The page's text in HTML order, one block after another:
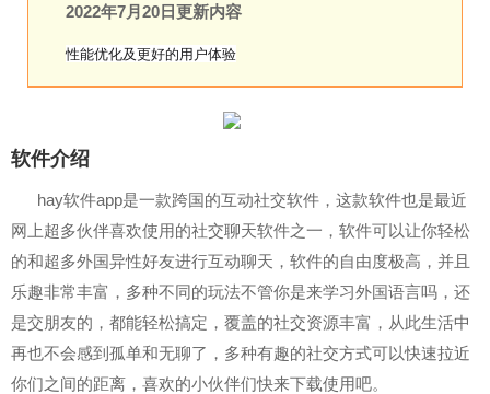
2022年7月20日更新内容
性能优化及更好的用户体验
软件介绍
hay软件app是一款跨国的互动社交软件，这款软件也是最近
网上超多伙伴喜欢使用的社交聊天软件之一，软件可以让你轻松
的和超多外国异性好友进行互动聊天，软件的自由度极高，并且
乐趣非常丰富，多种不同的玩法不管你是来学习外国语言吗，还
是交朋友的，都能轻松搞定，覆盖的社交资源丰富，从此生活中
再也不会感到孤单和无聊了，多种有趣的社交方式可以快速拉近
你们之间的距离，喜欢的小伙伴们快来下载使用吧。